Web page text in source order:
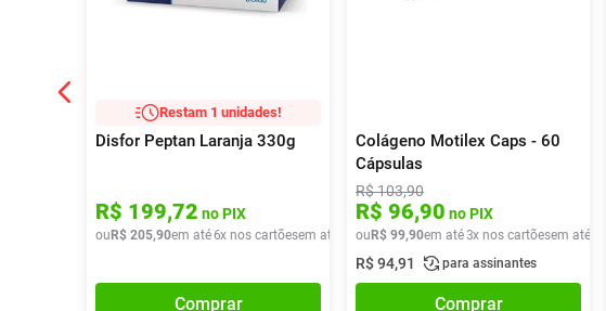
Restam 1 unidades!
Disfor Peptan Laranja 330g
R$ 199,72 no PIX
ou R$ 205,90em até6x nos cartõesem até x de R$ 34,31
Comprar
Colágeno Motilex Caps - 60
Cápsulas
R$103,90
R$ 96,90 no PIX
ou R$ 99,90em até3x nos cartõesem até
R$94,91 para assinantes
Comprar